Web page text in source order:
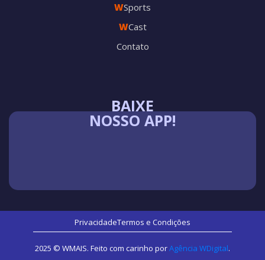
BAIXE
NOSSO APP!
WSports
WCast
Contato
PrivacidadeTermos e Condições
2025 © WMAIS. Feito com carinho porAgência WDigital.